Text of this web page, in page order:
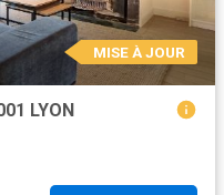
MISE À JOUR
LYON